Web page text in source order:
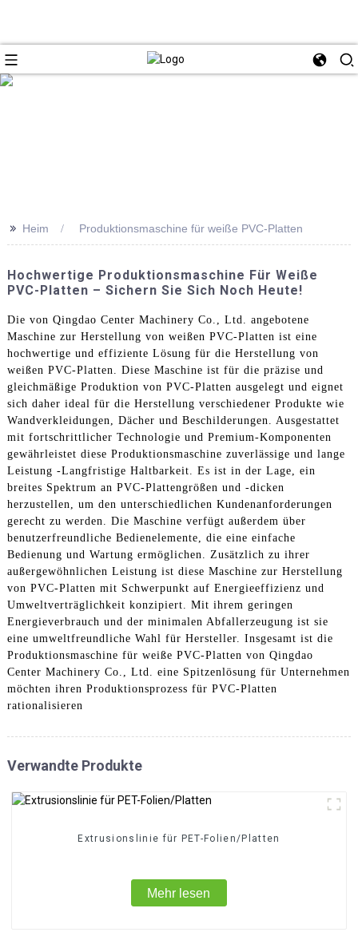
>> Heim Produktionsmaschine für weiße PVC-Platten
Hochwertige Produktionsmaschine Für Weiße
PVC-Platten – Sichern Sie Sich Noch Heute!
Die von Qingdao Center Machinery Co., Ltd. angebotene
Maschine zur Herstellung von weißen PVC-Platten ist eine
hochwertige und effiziente Lösung für die Herstellung von
weißen PVC-Platten. Diese Maschine ist für die präzise und
gleichmäßige Produktion von PVC-Platten ausgelegt und eignet
sich daher ideal für die Herstellung verschiedener Produkte wie
Wandverkleidungen, Dächer und Beschilderungen. Ausgestattet
mit fortschrittlicher Technologie und Premium-Komponenten
gewährleistet diese Produktionsmaschine zuverlässige und lange
Leistung -Langfristige Haltbarkeit. Es ist in der Lage, ein
breites Spektrum an PVC-Plattengrößen und -dicken
herzustellen, um den unterschiedlichen Kundenanforderungen
gerecht zu werden. Die Maschine verfügt außerdem über
benutzerfreundliche Bedienelemente, die eine einfache
Bedienung und Wartung ermöglichen. Zusätzlich zu ihrer
außergewöhnlichen Leistung ist diese Maschine zur Herstellung
von PVC-Platten mit Schwerpunkt auf Energieeffizienz und
Umweltverträglichkeit konzipiert. Mit ihrem geringen
Energieverbrauch und der minimalen Abfallerzeugung ist sie
eine umweltfreundliche Wahl für Hersteller. Insgesamt ist die
Produktionsmaschine für weiße PVC-Platten von Qingdao
Center Machinery Co., Ltd. eine Spitzenlösung für Unternehmen
möchten ihren Produktionsprozess für PVC-Platten
rationalisieren
Verwandte Produkte
Extrusionslinie für PET-Folien/Platten
Mehr lesen